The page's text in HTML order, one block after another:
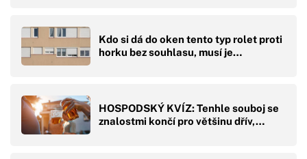
Kdo si dá do oken tento typ rolet proti
horku bez souhlasu, musí je…
HOSPODSKÝ KVÍZ: Tenhle souboj se
znalostmi končí pro většinu dřív,…